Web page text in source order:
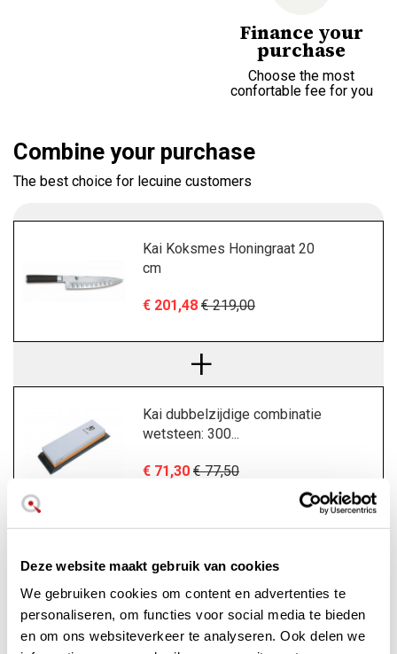
Deze website maakt gebruik van cookies
We gebruiken cookies om content en advertenties te
personaliseren, om functies voor social media te bieden
en om ons websiteverkeer te analyseren. Ook delen we
Finance your
purchase
Choose the most
confortable fee for you
Combine your purchase
The best choice for lecuine customers
Kai Koksmes Honingraat 20
cm
€ 201,48 € 219,00
Kai dubbelzijdige combinatie
wetsteen: 300...
€ 71,30 € 77,50
€ 272,78TAX Incl.
You save€ 23,72buying this bundle
Add to cart